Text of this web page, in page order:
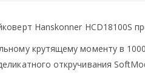
Hanskonner HСD18100S
крутящему моменту в
откручивания